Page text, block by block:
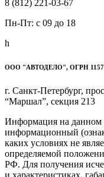
8 (812) 221-03-67
Пн-Пт: c 09 до 18
h
ООО "АВТОДЕЛО", ОГРН
г. Санкт-Петербург,
“Маршал”, секция 213
Информация на данном
информационный
каких условиях не
определяемой
РФ. Для получения